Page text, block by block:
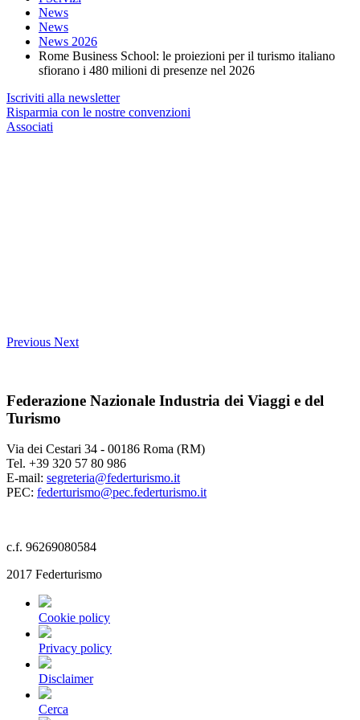
News
News
News 2026
Rome Business School: le proiezioni per il turismo italiano
sfiorano i 480 milioni di presenze nel 2026
Iscriviti alla newsletter
Risparmia con le nostre convenzioni
Associati
Previous Next
Federazione Nazionale Industria dei Viaggi e del
Turismo
Via dei Cestari 34 - 00186 Roma (RM)
Tel. +39 320 57 80 986
E-mail: segreteria@federturismo.it
PEC: federturismo@pec.federturismo.it
c.f. 96269080584
2017 Federturismo
Cookie policy
Privacy policy
Disclaimer
Cerca